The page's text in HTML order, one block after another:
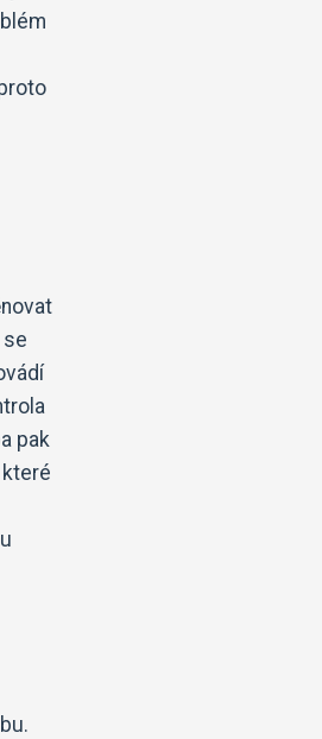
se
pak